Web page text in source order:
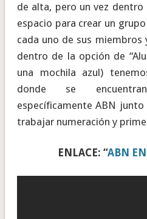
de alta, pero un vez
espacio para crear un
cada uno de sus
dentro de la opción de
una mochila azul)
donde se
específicamente ABN
trabajar numeración y
ENLACE: “ABN